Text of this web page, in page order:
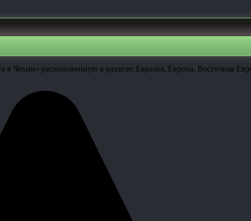
Чехии» расположенную в разделе: Евразия, Европа, Восточная